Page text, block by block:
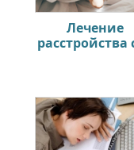
Лечение
расстройства